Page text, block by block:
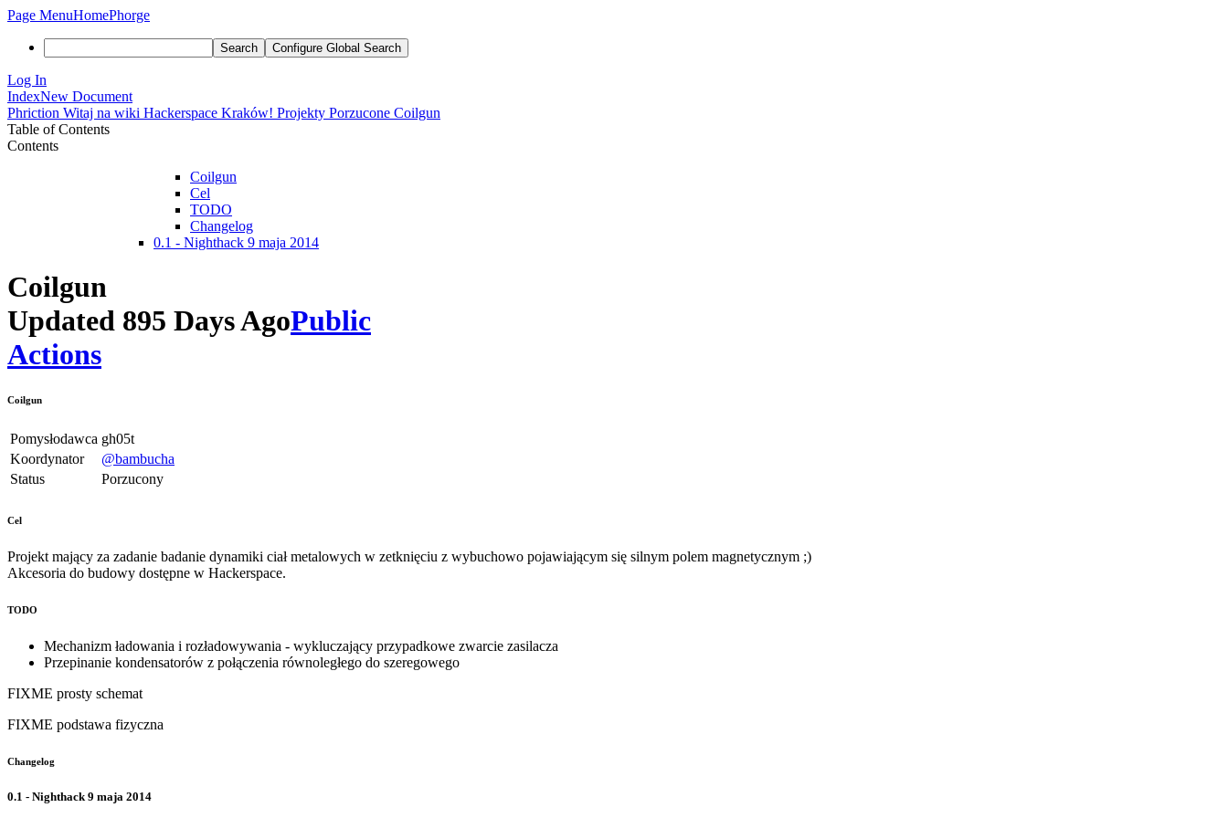
Page MenuHomePhorge
Search Configure Global Search
Log In
IndexNew Document
Phriction Witaj na wiki Hackerspace Kraków! Projekty Porzucone Coilgun
Table of Contents
Contents
Coilgun
Cel
TODO
Changelog
0.1 - Nighthack 9 maja 2014
Coilgun
Updated 895 Days AgoPublic
Actions
Coilgun
Pomysłodawca gh05t
Koordynator
@bambucha
Status
Porzucony
Cel
Projekt mający za zadanie badanie dynamiki ciał metalowych w zetknięciu z wybuchowo pojawiającym się silnym polem magnetycznym ;)
Akcesoria do budowy dostępne w Hackerspace.
TODO
Mechanizm ładowania i rozładowywania - wykluczający przypadkowe zwarcie zasilacza
Przepinanie kondensatorów z połączenia równoległego do szeregowego
FIXME prosty schemat
FIXME podstawa fizyczna
Changelog
0.1 - Nighthack 9 maja 2014